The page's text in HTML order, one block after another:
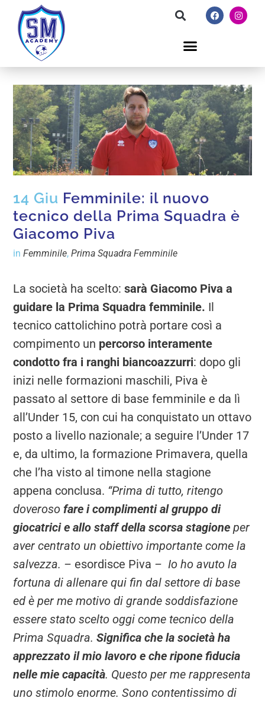
14 Giu Femminile: il nuovo
tecnico della Prima Squadra è
Giacomo Piva
inFemminile,Prima Squadra Femminile
La società ha scelto:sarà Giacomo Piva a
guidare la Prima Squadra femminile. Il
tecnico cattolichino potrà portare così a
compimento un percorso interamente
condotto fra i ranghi biancoazzurri: dopo gli
inizi nelle formazioni maschili, Piva è
passato al settore di base femminile e da lì
all’Under 15, con cui ha conquistato un ottavo
posto a livello nazionale; a seguire l’Under 17
e, da ultimo, la formazione Primavera, quella
che l’ha visto al timone nella stagione
appena conclusa. “Prima di tutto, ritengo
doverosofare i complimenti al gruppo di
giocatrici e allo staff della scorsa stagione per
aver centrato un obiettivo importante come la
salvezza. – esordisce Piva – Io ho avuto la
fortuna di allenare qui fin dal settore di base
ed è per me motivo di grande soddisfazione
essere stato scelto oggi come tecnico della
Prima Squadra.Significa che la società ha
apprezzato il mio lavoro e che ripone fiducia
nelle mie capacità. Questo per me rappresenta
uno stimolo enorme. Sono contentissimo di